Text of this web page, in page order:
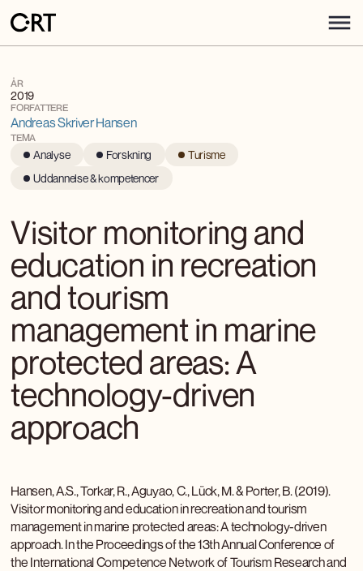
ÅR
2019
FORFATTERE
Andreas Skriver Hansen
TEMA
Analyse Forskning
Turisme
Uddannelse & kompetencer
Visitor monitoring and
education in recreation
and tourism
management in marine
protected areas: A
technology-driven
approach
Hansen, A.S., Torkar, R., Aguyao, C., Lück, M. & Porter, B. (2019).
Visitor monitoring and education in recreation and tourism
management in marine protected areas: A technology-driven
approach. In the Proceedings of the 13th Annual Conference of
the International Competence Network of Tourism Research and